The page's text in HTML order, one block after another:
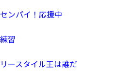
ンパイ！応援中
習
ースタイル王は誰だ